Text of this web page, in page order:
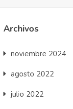
Archivos
noviembre 2024
agosto 2022
julio 2022